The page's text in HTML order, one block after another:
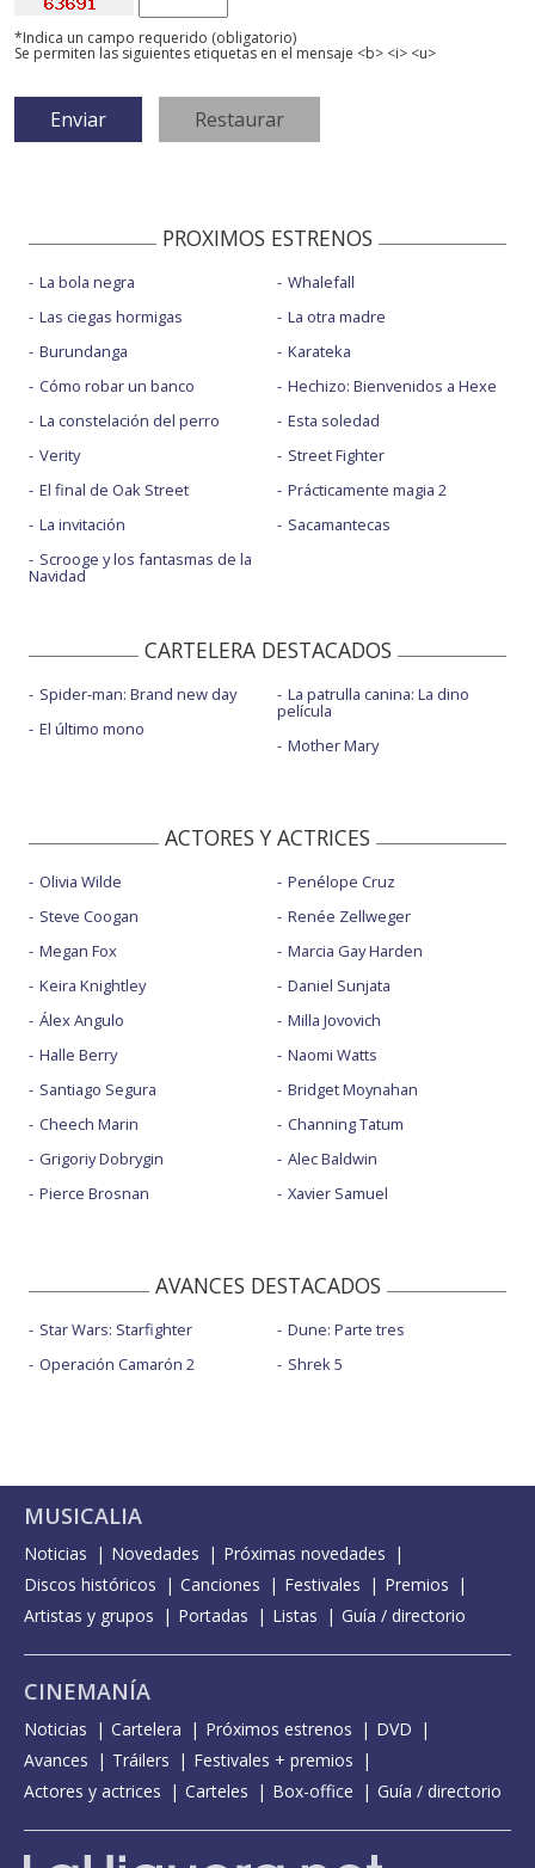
*Indica un campo requerido (obligatorio)
Se permiten las siguientes etiquetas en el mensaje <b> <i> <u>
PROXIMOS ESTRENOS
La bola negra
Las ciegas hormigas
Burundanga
Cómo robar un banco
La constelación del perro
Verity
El final de Oak Street
La invitación
Scrooge y los fantasmas de la
Navidad
Whalefall
La otra madre
Karateka
Hechizo: Bienvenidos a Hexe
Esta soledad
Street Fighter
Prácticamente magia 2
Sacamantecas
CARTELERA DESTACADOS
Spider-man: Brand new day
El último mono
La patrulla canina: La dino
película
Mother Mary
ACTORES Y ACTRICES
Olivia Wilde
Steve Coogan
Megan Fox
Keira Knightley
Álex Angulo
Halle Berry
Santiago Segura
Cheech Marin
Grigoriy Dobrygin
Pierce Brosnan
Penélope Cruz
Renée Zellweger
Marcia Gay Harden
Daniel Sunjata
Milla Jovovich
Naomi Watts
Bridget Moynahan
Channing Tatum
Alec Baldwin
Xavier Samuel
AVANCES DESTACADOS
Star Wars: Starfighter
Operación Camarón 2
Dune: Parte tres
Shrek 5
MUSICALIA
Noticias Novedades
Próximas novedades
Discos históricos
Canciones Festivales
Premios
Artistas y grupos
Portadas Listas Guía / directorio
CINEMANÍA
Noticias Cartelera Próximos estrenos
DVD
Avances
Tráilers
Festivales + premios
Actores y actrices
Carteles Box-office Guía / directorio